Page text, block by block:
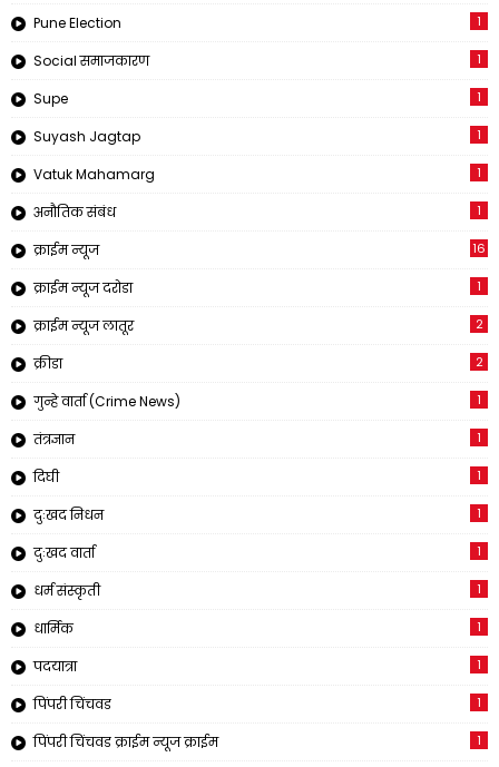
Pune Election 1
Social समाजकारण 1
Supe 1
Suyash Jagtap 1
Vatuk Mahamarg 1
अनौतिक संबंध 1
क्राईम न्यूज 16
क्राईम न्यूज दरोडा 1
क्राईम न्यूज लातूर 2
क्रीडा 2
गुन्हे वार्ता (Crime News) 1
तंत्रज्ञान 1
दिघी 1
दुःखद निधन 1
दुःखद वार्ता 1
धर्म संस्कृती 1
धार्मिक 1
पदयात्रा 1
पिंपरी चिंचवड 1
पिंपरी चिंचवड क्राईम न्यूज क्राईम 1